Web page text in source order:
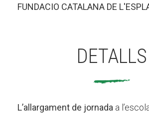
FUNDACIO CATALANA DE
DETALLS
L’allargament de jornada a